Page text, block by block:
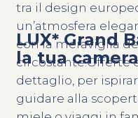
LUX* Grand
la tua
tra il design
un’atmosfera
con la meraviglia
circostante.Offerte
dettaglio, per
guidare alla